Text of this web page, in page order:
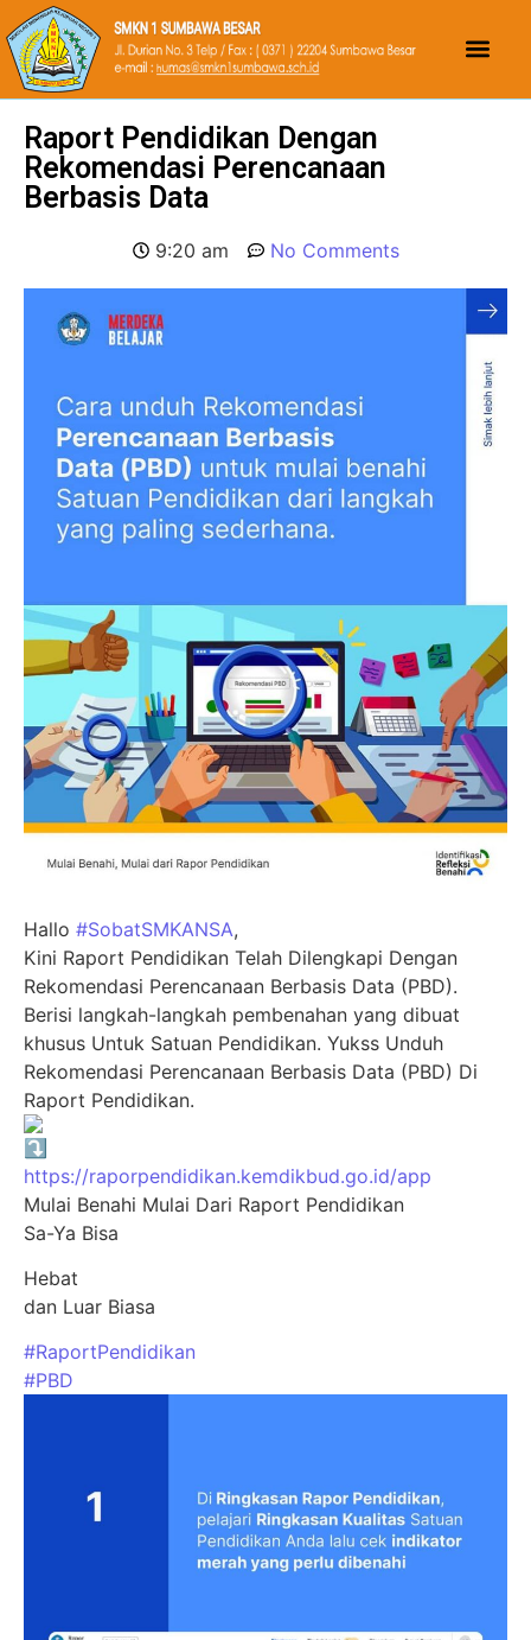
Raport Pendidikan Dengan
Rekomendasi Perencanaan
Berbasis Data
9:20 am No Comments
Hallo #SobatSMKANSA,
Kini Raport Pendidikan Telah Dilengkapi Dengan
Rekomendasi Perencanaan Berbasis Data (PBD).
Berisi langkah-langkah pembenahan yang dibuat
khusus Untuk Satuan Pendidikan. Yukss Unduh
Rekomendasi Perencanaan Berbasis Data (PBD) Di
Raport Pendidikan.
https://raporpendidikan.kemdikbud.go.id/app
Mulai Benahi Mulai Dari Raport Pendidikan
Sa-Ya Bisa
Hebat
dan Luar Biasa
#RaportPendidikan
#PBD